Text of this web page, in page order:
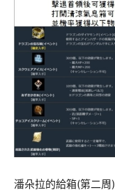
潘朵拉的給箱(第二周)